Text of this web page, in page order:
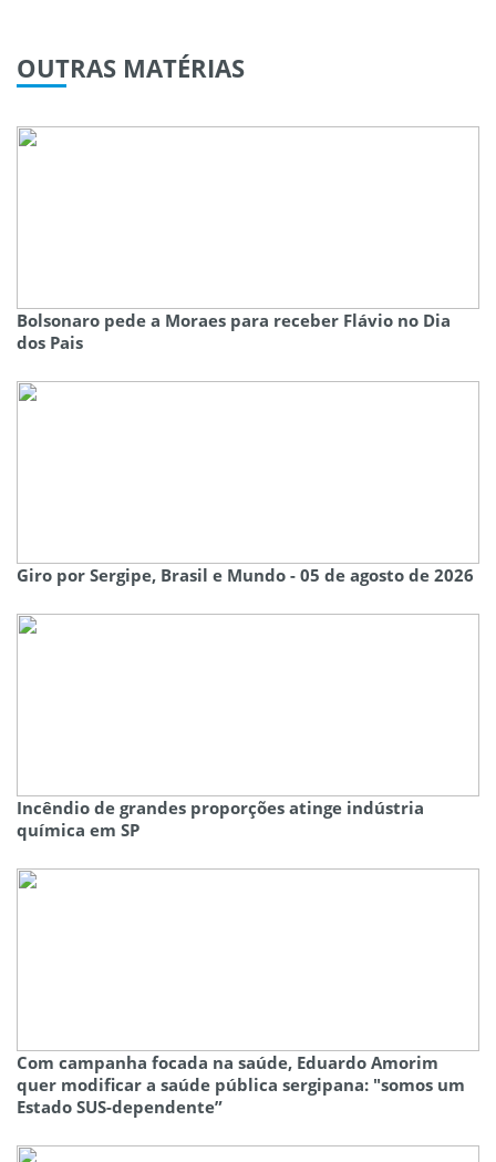
OUTRAS MATÉRIAS
Bolsonaro pede a Moraes para receber Flávio no Dia
dos Pais
Giro por Sergipe, Brasil e Mundo - 05 de agosto de 2026
Incêndio de grandes proporções atinge indústria
química em SP
Com campanha focada na saúde, Eduardo Amorim
quer modificar a saúde pública sergipana: "somos um
Estado SUS-dependente”